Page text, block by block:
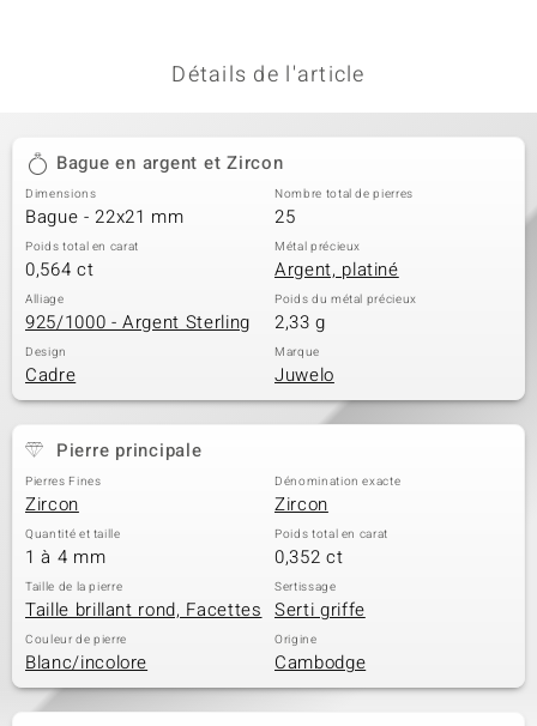
Détails de l'article
Bague en argent et Zircon
Dimensions
Bague - 22x21 mm
Nombre total de pierres
25
Poids total en carat
0,564 ct
Métal précieux
Argent, platiné
Alliage
925/1000 - Argent Sterling
Poids du métal précieux
2,33 g
Design
Cadre
Marque
Juwelo
Pierre principale
Pierres Fines
Zircon
Dénomination exacte
Zircon
Quantité et taille
1 à 4 mm
Poids total en carat
0,352 ct
Taille de la pierre
Taille brillant rond, Facettes
Sertissage
Serti griffe
Couleur de pierre
Blanc/incolore
Origine
Cambodge